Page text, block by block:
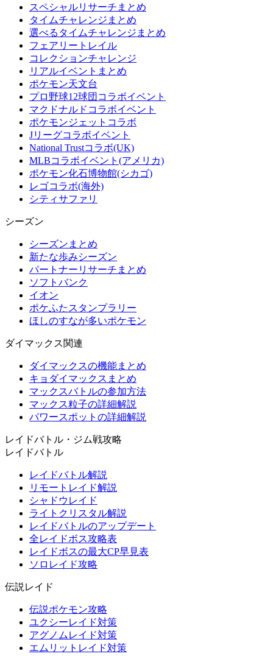
スペシャルリサーチまとめ
タイムチャレンジまとめ
選べるタイムチャレンジまとめ
フェアリートレイル
コレクションチャレンジ
リアルイベントまとめ
ポケモン天文台
プロ野球12球団コラボイベント
マクドナルドコラボイベント
ポケモンジェットコラボ
Jリーグコラボイベント
National Trustコラボ(UK)
MLBコラボイベント(アメリカ)
ポケモン化石博物館(シカゴ)
レゴコラボ(海外)
シティサファリ
シーズン
シーズンまとめ
新たな歩みシーズン
パートナーリサーチまとめ
ソフトバンク
イオン
ポケふたスタンプラリー
ほしのすなが多いポケモン
ダイマックス関連
ダイマックスの機能まとめ
キョダイマックスまとめ
マックスバトルの参加方法
マックス粒子の詳細解説
パワースポットの詳細解説
レイドバトル・ジム戦攻略
レイドバトル
レイドバトル解説
リモートレイド解説
シャドウレイド
ライトクリスタル解説
レイドバトルのアップデート
全レイドボス攻略表
レイドボスの最大CP早見表
ソロレイド攻略
伝説レイド
伝説ポケモン攻略
ユクシーレイド対策
アグノムレイド対策
エムリットレイド対策